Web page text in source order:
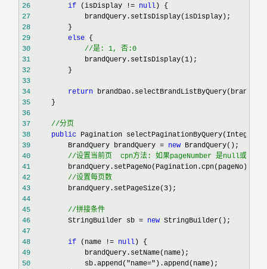
26 if (isDisplay != null
27
28
29
else
30
//是: 1, 否:0
31
             brandQuery.setIsDisplay(1
32
33
34
return
35
36
37
//分页
38
public
39
         BrandQuery brandQuery =
new
40
//设置当前页  cpn方法: 如果pageNumber 是null或者 小
41
42
//设置每页数
43
         brandQuery.setPageSize(3
44
45
//拼接条件
46
         StringBuilder sb =
new
47
48
if (name != null
49
50
             sb.append("name="